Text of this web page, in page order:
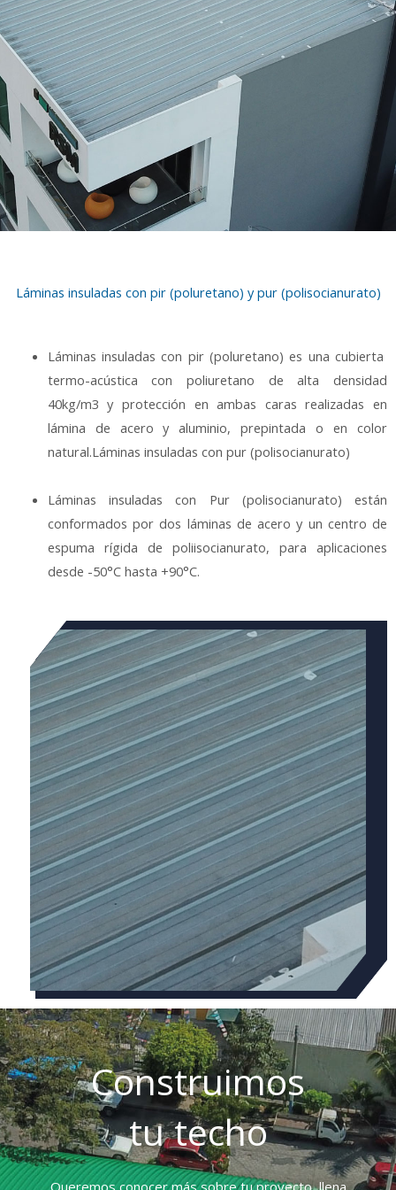
Láminas insuladas con pir (poluretano) y pur (polisocianurato)
Láminas insuladas con pir (poluretano) es una cubierta
termo-acústica con poliuretano de alta densidad
40kg/m3 y protección en ambas caras realizadas en
lámina de acero y aluminio, prepintada o en color
natural.Láminas insuladas con pur (polisocianurato)
Láminas insuladas con Pur (polisocianurato) están
conformados por dos láminas de acero y un centro de
espuma rígida de poliisocianurato, para aplicaciones
desde -50°C hasta +90°C.
Construimos
tu techo
Queremos conocer más sobre tu proyecto, llena